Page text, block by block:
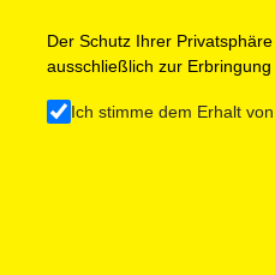
Der Schutz Ihrer
ausschließlich zur
Ich stimme dem Erhalt